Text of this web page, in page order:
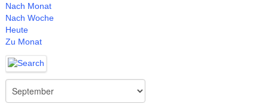
Nach Monat
Nach Woche
Heute
Zu Monat